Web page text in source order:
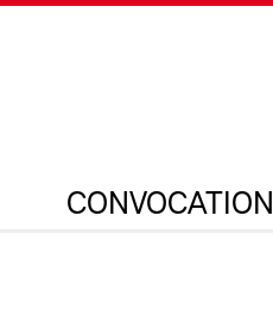
CONVOCATION